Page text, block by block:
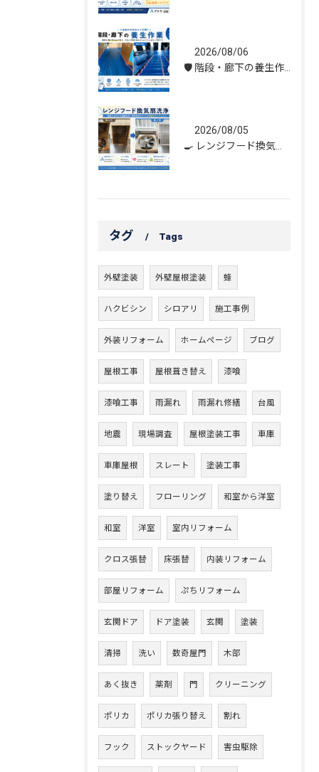
2026/08/06
2026/08/05
タグ Tags
外壁塗装 外壁屋根塗装 蜂
ハクビシン シロアリ 施工事例
外装リフォーム ホームページ ブログ
屋根工事 屋根葺き替え 漆喰
漆喰工事 雨漏れ 雨漏れ修繕 台風
地震 現場調査 屋根塗装工事 車庫
車庫屋根 スレート 塗装工事
塗り替え フローリング 和室から洋室
和室 洋室 室内リフォーム
クロス張替 床張替 内装リフォーム
部屋リフォーム ぷちリフォーム
玄関ドア ドア塗装 玄関 塗装
清掃 洗い 数奇屋門 木部
あく抜き 薬剤 門 クリーニング
ポリカ ポリカ張り替え 割れ
フック ストックヤード 害虫駆除